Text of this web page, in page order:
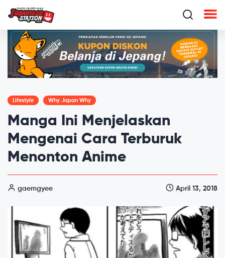
Lifestyle Why Japan Why
Manga Ini Menjelaskan
Mengenai Cara Terburuk
Menonton Anime
gaemgyee April 13, 2018